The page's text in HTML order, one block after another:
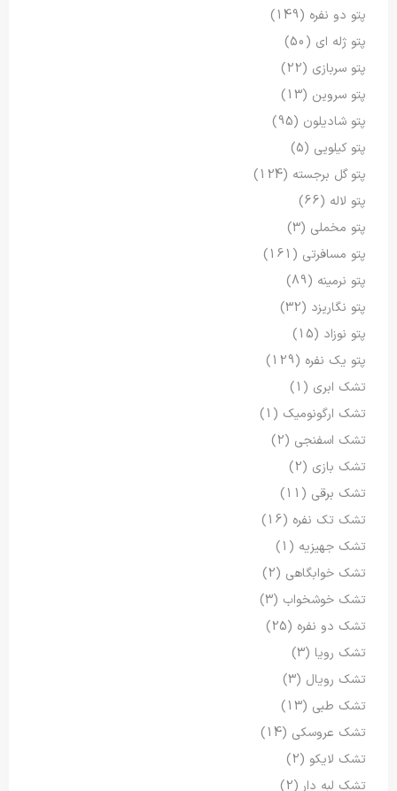
پتو دو نفره (149)
پتو ژله ای (50)
پتو سربازی (22)
پتو سروین (13)
پتو شادیلون (95)
پتو کیلویی (5)
پتو گل برجسته (124)
پتو لاله (66)
پتو مخملی (3)
پتو مسافرتی (161)
پتو نرمینه (89)
پتو نگاریزد (32)
پتو نوزاد (15)
پتو یک نفره (129)
تشک ابری (1)
تشک ارگونومیک (1)
تشک اسفنجی (2)
تشک بازی (2)
تشک برقی (11)
تشک تک نفره (16)
تشک جهیزیه (1)
تشک خوابگاهی (2)
تشک خوشخواب (3)
تشک دو نفره (25)
تشک رویا (3)
تشک رویال (3)
تشک طبی (13)
تشک عروسکی (14)
تشک لایکو (2)
تشک لبه دار (2)